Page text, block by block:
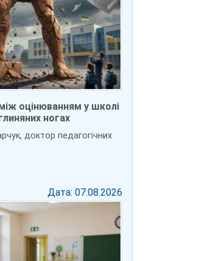
оцінюванням у школі
ногах
доктор педагогічних
Дата: 07.08.2026